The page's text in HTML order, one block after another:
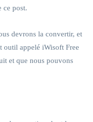
ce post.
devrons la convertir, et
outil appelé iWisoft Free
et que nous pouvons